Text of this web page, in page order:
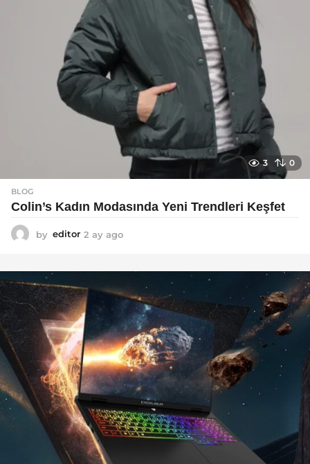
3 0
BLOG
Colin’s Kadın Modasında Yeni Trendleri Keşfet
by editor 2 ay ago
a
o